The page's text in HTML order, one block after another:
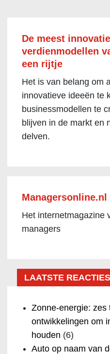
De meest
verdienmodellen
een rijtje
Het is van belang om
innovatieve ideeën te
businessmodellen te
blijven in de markt en
delven.
Managersonline.nl
Het internetmagazine
managers
LAATSTE REACTIES
Zonne-energie: zes
ontwikkelingen om
houden (6)
Auto op naam van